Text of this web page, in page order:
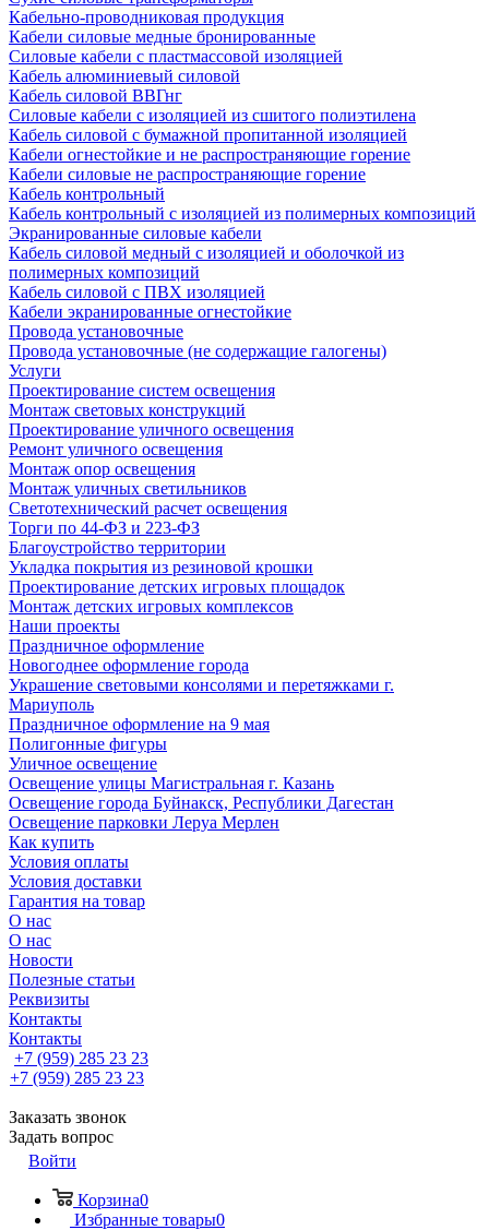
Кабельно-проводниковая продукция
Кабели силовые медные бронированные
Силовые кабели с пластмассовой изоляцией
Кабель алюминиевый силовой
Кабель силовой ВВГнг
Силовые кабели с изоляцией из сшитого полиэтилена
Кабель силовой с бумажной пропитанной изоляцией
Кабели огнестойкие и не распространяющие горение
Кабели силовые не распространяющие горение
Кабель контрольный
Кабель контрольный с изоляцией из полимерных композиций
Экранированные силовые кабели
Кабель силовой медный с изоляцией и оболочкой из
полимерных композиций
Кабель силовой с ПВХ изоляцией
Кабели экранированные огнестойкие
Провода установочные
Провода установочные (не содержащие галогены)
Услуги
Проектирование систем освещения
Монтаж световых конструкций
Проектирование уличного освещения
Ремонт уличного освещения
Монтаж опор освещения
Монтаж уличных светильников
Светотехнический расчет освещения
Торги по 44-ФЗ и 223-ФЗ
Благоустройство территории
Укладка покрытия из резиновой крошки
Проектирование детских игровых площадок
Монтаж детских игровых комплексов
Наши проекты
Праздничное оформление
Новогоднее оформление города
Украшение световыми консолями и перетяжками г.
Мариуполь
Праздничное оформление на 9 мая
Полигонные фигуры
Уличное освещение
Освещение улицы Магистральная г. Казань
Освещение города Буйнакск, Республики Дагестан
Освещение парковки Леруа Мерлен
Как купить
Условия оплаты
Условия доставки
Гарантия на товар
О нас
О нас
Новости
Полезные статьи
Реквизиты
Контакты
Контакты
+7 (959) 285 23 23
+7 (959) 285 23 23
Заказать звонок
Задать вопрос
Войти
Корзина0
Избранные товары0